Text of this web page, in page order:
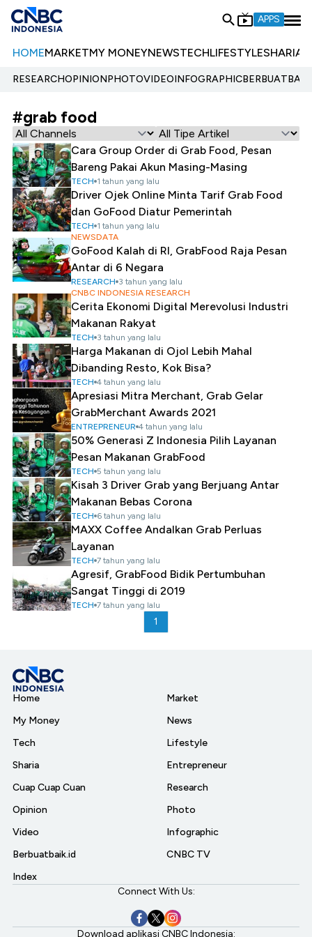
APPS
HOMEMARKETMY MONEYNEWSTECHLIFESTYLESHARIA
RESEARCHOPINIONPHOTOVIDEOINFOGRAPHIC
#grab food
Cara Group Order di Grab Food, Pesan
Bareng Pakai Akun Masing-Masing
TECH 1 tahun yang lalu
Driver Ojek Online Minta Tarif Grab Food
dan GoFood Diatur Pemerintah
TECH 1 tahun yang lalu
NEWSDATA
GoFood Kalah di RI, GrabFood Raja Pesan
Antar di 6 Negara
RESEARCH 3 tahun yang lalu
CNBC INDONESIA RESEARCH
Cerita Ekonomi Digital Merevolusi Industri
Makanan Rakyat
TECH 3 tahun yang lalu
Harga Makanan di Ojol Lebih Mahal
Dibanding Resto, Kok Bisa?
TECH 4 tahun yang lalu
Apresiasi Mitra Merchant, Grab Gelar
GrabMerchant Awards 2021
ENTREPRENEUR 4 tahun yang lalu
50% Generasi Z Indonesia Pilih Layanan
Pesan Makanan GrabFood
TECH 5 tahun yang lalu
Kisah 3 Driver Grab yang Berjuang Antar
Makanan Bebas Corona
TECH 6 tahun yang lalu
MAXX Coffee Andalkan Grab Perluas
Layanan
TECH 7 tahun yang lalu
Agresif, GrabFood Bidik Pertumbuhan
Sangat Tinggi di 2019
TECH 7 tahun yang lalu
1
Home
My Money
Tech
Sharia
Cuap Cuap Cuan
Opinion
Video
Berbuatbaik.id
Index
Market
News
Lifestyle
Entrepreneur
Research
Photo
Infographic
CNBC TV
Connect With Us:
Download aplikasi CNBC Indonesia: